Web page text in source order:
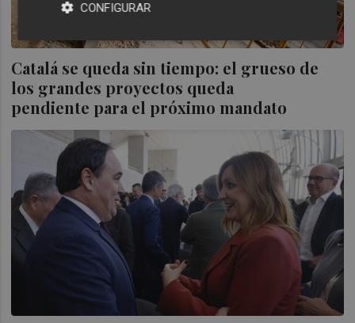
Catalá se queda sin tiempo: el grueso de
los grandes proyectos queda
pendiente para el próximo mandato
CONFIGURAR